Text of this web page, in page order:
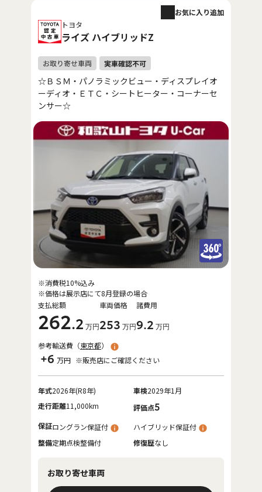
トヨタ
ライズ ハイブリッドZ
お気に入り追加
☆ＢＳＭ・パノラミックビュー・ディスプレイオ
ーディオ・ＥＴＣ・シートヒーター・コーナーセ
ンサー☆
支払総額
262.2 万円
車両価格
253 万円
諸費用
9.2 万円
※消費税10%込み
※価格は展示店にて8月登録の場合
参考輸送費（東京都）
+6 万円 ※販売店にご確認ください
年式2026年(R8年) 車検2029年1月
走行距離11,000km 評価点5
保証ロングラン保証付
ハイブリッド保証付
整備定期点検整備付 修復歴なし
お取り寄せ車両